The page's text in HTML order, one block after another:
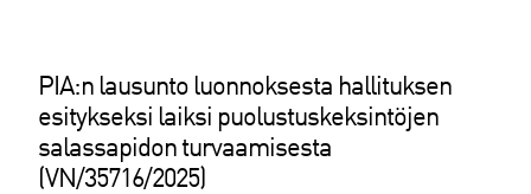
PIA:n lausunto luonnoksesta hallituksen
esitykseksi laiksi puolustuskeksintöjen
salassapidon turvaamisesta
(VN/35716/2025)